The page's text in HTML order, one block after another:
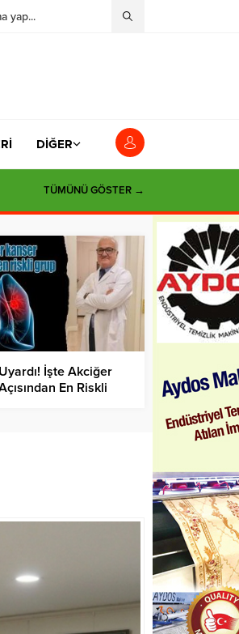
DİĞER
TÜMÜNÜ GÖSTER →
İşte Akciğer
En Riskli